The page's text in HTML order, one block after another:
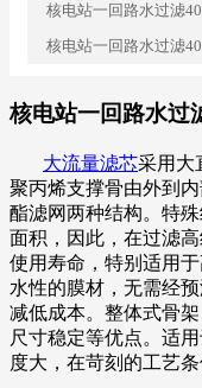
核电站一回路水过滤
核电站一回路水过滤
核电站一回路水过
大流量滤芯采用大
聚丙烯支撑骨由外到
酯滤网两种结构。特
面积，因此，在过滤
使用寿命，特别适用
水性的膜材，无需经
减低成本。整体式骨
尺寸稳定等优点。适
度大，在苛刻的工艺条